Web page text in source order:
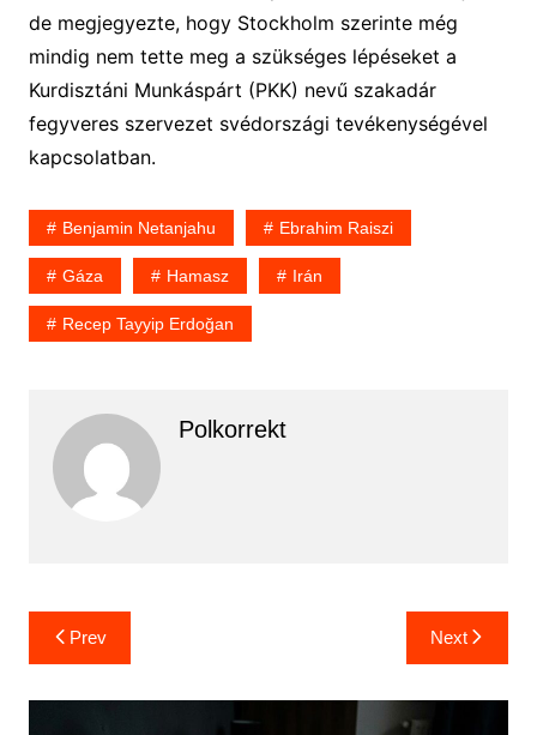
de megjegyezte, hogy Stockholm szerinte még
mindig nem tette meg a szükséges lépéseket a
Kurdisztáni Munkáspárt (PKK) nevű szakadár
fegyveres szervezet svédországi tevékenységével
kapcsolatban.
Benjamin Netanjahu Ebrahim Raiszi
Gáza Hamasz Irán
Recep Tayyip Erdoğan
Polkorrekt
Bejegyzés
navigáció
Prev Next